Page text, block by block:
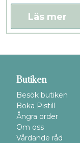
Läs mer
Butiken
Besök butiken
Boka Pistill
Ångra order
Om oss
Vårdande råd